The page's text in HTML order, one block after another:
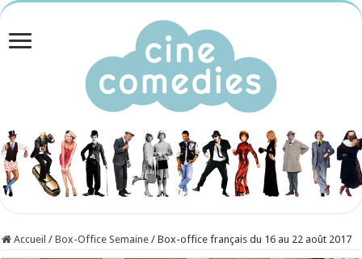
Accueil / Box-Office Semaine / Box-office français du 16 au 22 août 2017